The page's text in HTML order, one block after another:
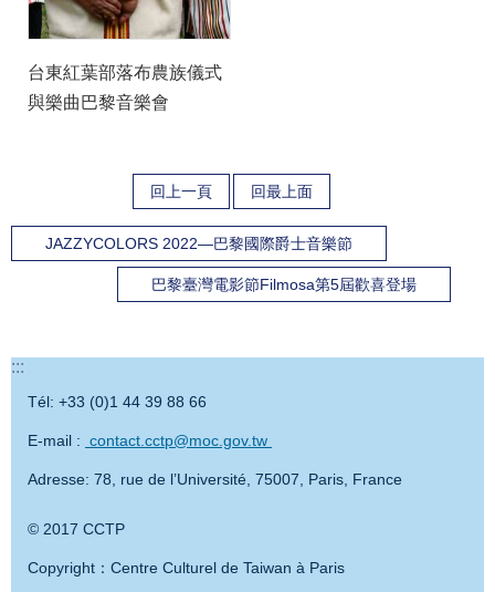
台東紅葉部落布農族儀式
與樂曲巴黎音樂會
回上一頁 回最上面
JAZZYCOLORS 2022—巴黎國際爵士音樂節
巴黎臺灣電影節Filmosa第5屆歡喜登場
:::
Tél: +33 (0)1 44 39 88 66
E-mail : contact.cctp@moc.gov.tw
Adresse: 78, rue de l’Université, 75007, Paris, France
© 2017 CCTP
Copyright：Centre Culturel de Taiwan à Paris